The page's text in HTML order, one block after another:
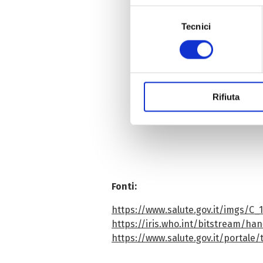
Con il tuo consenso,
raccogliere
digitali).
modificare o ritirare il tuo
Utilizziamo cookie tecnici
di profilazione, anche di
Tecnici
Rifiuta
Fonti:
https://www.salute.gov.it/imgs/
https://iris.who.int/bitstream/
https://www.salute.gov.it/portale/